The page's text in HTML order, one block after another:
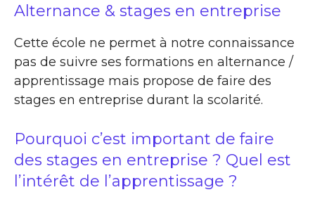
Alternance & stages en entreprise
Cette école ne permet à notre connaissance
pas de suivre ses formations en alternance /
apprentissage mais propose de faire des
stages en entreprise durant la scolarité.
Pourquoi c’est important de faire
des stages en entreprise ? Quel est
l’intérêt de l’apprentissage ?